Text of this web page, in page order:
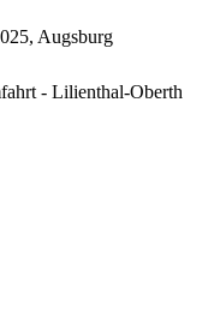
Augsburg
- Lilienthal-Oberth